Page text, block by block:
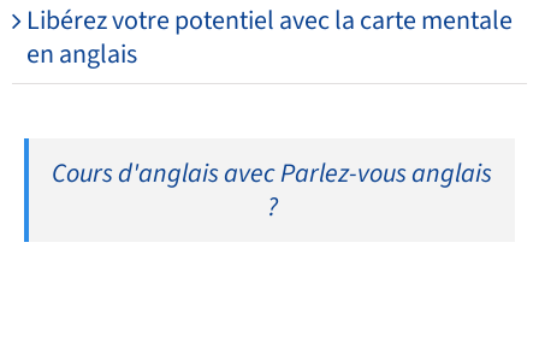
Libérez votre potentiel avec la carte mentale
en anglais
Cours d'anglais avec Parlez-vous anglais
?